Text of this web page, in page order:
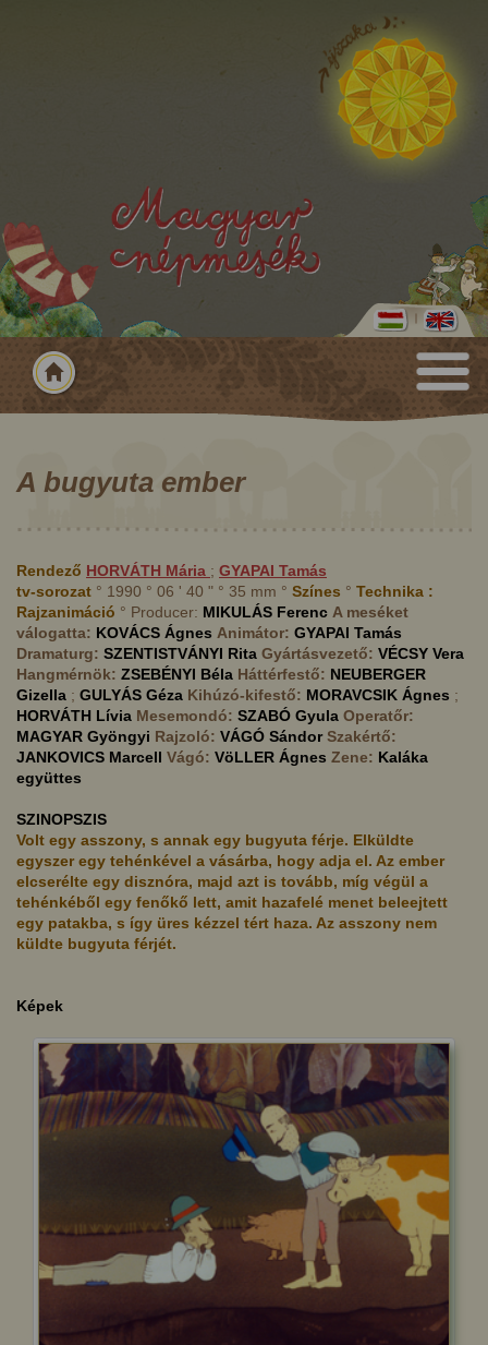
A bugyuta ember
Rendező HORVÁTH Mária ; GYAPAI Tamás
tv-sorozat ° 1990 ° 06 ' 40 " ° 35 mm ° Színes ° Technika :
Rajzanimáció ° Producer: MIKULÁS Ferenc A meséket
válogatta: KOVÁCS Ágnes Animátor: GYAPAI Tamás
Dramaturg: SZENTISTVÁNYI Rita Gyártásvezető: VÉCSY Vera
Hangmérnök: ZSEBÉNYI Béla Háttérfestő: NEUBERGER
Gizella ; GULYÁS Géza Kihúzó-kifestő: MORAVCSIK Ágnes ;
HORVÁTH Lívia Mesemondó: SZABÓ Gyula Operatőr:
MAGYAR Gyöngyi Rajzoló: VÁGÓ Sándor Szakértő:
JANKOVICS Marcell Vágó: VöLLER Ágnes Zene: Kaláka
együttes
SZINOPSZIS
Volt egy asszony, s annak egy bugyuta férje. Elküldte
egyszer egy tehénkével a vásárba, hogy adja el. Az ember
elcserélte egy disznóra, majd azt is tovább, míg végül a
tehénkéből egy fenőkő lett, amit hazafelé menet beleejtett
egy patakba, s így üres kézzel tért haza. Az asszony nem
küldte bugyuta férjét.
Képek